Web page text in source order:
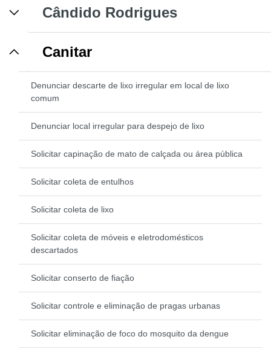
Cândido Rodrigues
Canitar
Denunciar descarte de lixo irregular em local de lixo
comum
Denunciar local irregular para despejo de lixo
Solicitar capinação de mato de calçada ou área pública
Solicitar coleta de entulhos
Solicitar coleta de lixo
Solicitar coleta de móveis e eletrodomésticos
descartados
Solicitar conserto de fiação
Solicitar controle e eliminação de pragas urbanas
Solicitar eliminação de foco do mosquito da dengue